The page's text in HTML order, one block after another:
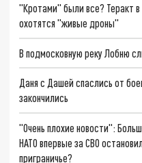
"Кротами" были все? Теракт
охотятся "живые дроны"
В подмосковную реку Лобню
Даня с Дашей спаслись от
закончились
"Очень плохие новости":
НАТО впервые за СВО
приграничье?